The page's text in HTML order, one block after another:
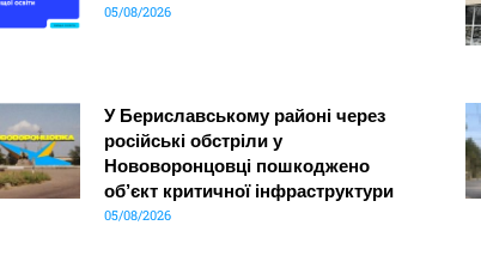
05/08/2026
У Бериславському районі через
російські обстріли у
Нововоронцовці пошкоджено
об’єкт критичної інфраструктури
05/08/2026